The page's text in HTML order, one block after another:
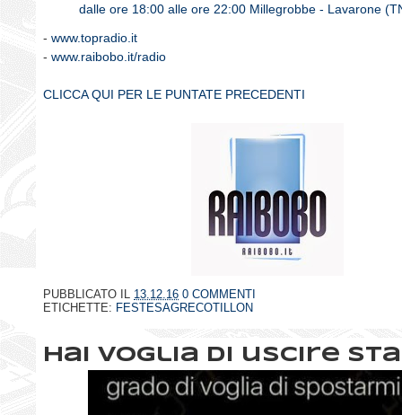
dalle ore 18:00 alle ore 22:00 Millegrobbe - Lavarone
- www.topradio.it
- www.raibobo.it/radio
CLICCA QUI PER LE PUNTATE PRECEDENTI
PUBBLICATO IL 13.12.16 0 COMMENTI
ETICHETTE: FESTESAGRECOTILLON
Hai voglia di uscire